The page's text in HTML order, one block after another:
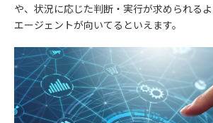
や、状況に応じた判断・実行が求められる
エージェントが向いてるといえます。